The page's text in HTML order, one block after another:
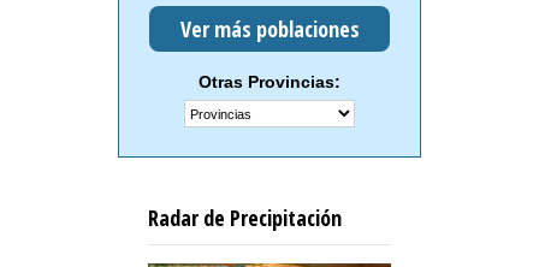
Ver más poblaciones
Otras Provincias:
Radar de Precipitación